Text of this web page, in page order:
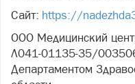
Сайт: https://
ООО Медицинский
Л041-01135-35/
Департаментом